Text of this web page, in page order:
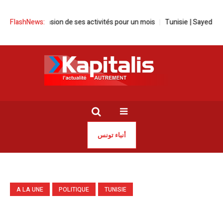
FlashNews:de ses activités pour un mois Tunisie | Sayed Ferjani
أنباء تونس
A LA UNE POLITIQUE TUNISIE